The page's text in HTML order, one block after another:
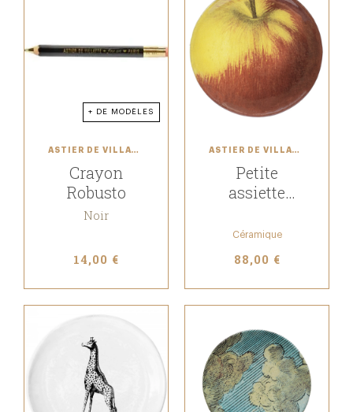
+ DE MODÈLES
ASTIER DE VILLATTE
Crayon
Robusto
Noir
14,00 €
ASTIER DE VILLATTE
Petite
assiette
Céramique
88,00 €